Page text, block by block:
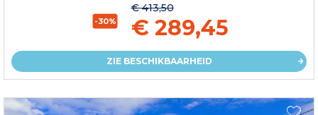
-30%
€ 413,50
€ 289,45
ZIE BESCHIKBAARHEID